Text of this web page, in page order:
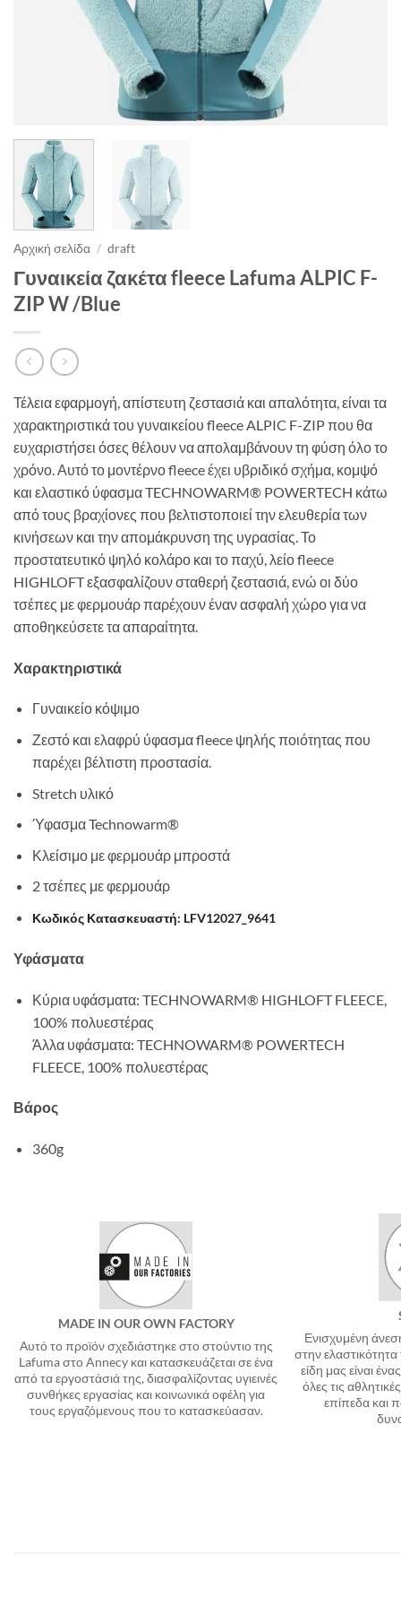
Αρχική σελίδα / draft
Γυναικεία ζακέτα fleece Lafuma ALPIC F-
ZIP W /Blue
Τέλεια εφαρμογή, απίστευτη ζεστασιά και απαλότητα, είναι τα
χαρακτηριστικά του γυναικείου fleece ALPIC F-ZIP που θα
ευχαριστήσει όσες θέλουν να απολαμβάνουν τη φύση όλο το
χρόνο. Αυτό το μοντέρνο fleece έχει υβριδικό σχήμα, κομψό
και ελαστικό ύφασμα TECHNOWARM® POWERTECH κάτω
από τους βραχίονες που βελτιστοποιεί την ελευθερία των
κινήσεων και την απομάκρυνση της υγρασίας. Το
προστατευτικό ψηλό κολάρο και το παχύ, λείο fleece
HIGHLOFT εξασφαλίζουν σταθερή ζεστασιά, ενώ οι δύο
τσέπες με φερμουάρ παρέχουν έναν ασφαλή χώρο για να
αποθηκεύσετε τα απαραίτητα.
Χαρακτηριστικά
Γυναικείο κόψιμο
Ζεστό και ελαφρύ ύφασμα fleece ψηλής ποιότητας που
παρέχει βέλτιστη προστασία.
Stretch υλικό
Ύφασμα Technowarm®
Κλείσιμο με φερμουάρ μπροστά
2 τσέπες με φερμουάρ
Κωδικός Κατασκευαστή: LFV12027_9641
Υφάσματα
Κύρια υφάσματα: TECHNOWARM® HIGHLOFT FLEECE,
100% πολυεστέρας
Άλλα υφάσματα: TECHNOWARM® POWERTECH
FLEECE, 100% πολυεστέρας
Βάρος
360g
MADE IN OUR OWN FACTORY
Αυτό το προϊόν σχεδιάστηκε στο στούντιο της
Lafuma στο Annecy και κατασκευάζεται σε ένα
από τα εργοστάσιά της, διασφαλίζοντας υγιεινές
συνθήκες εργασίας και κοινωνικά οφέλη για
τους εργαζόμενους που το κατασκεύασαν.
Ενισχυμένη
στην
είδη μας είναι
όλες τις
επίπεδα και